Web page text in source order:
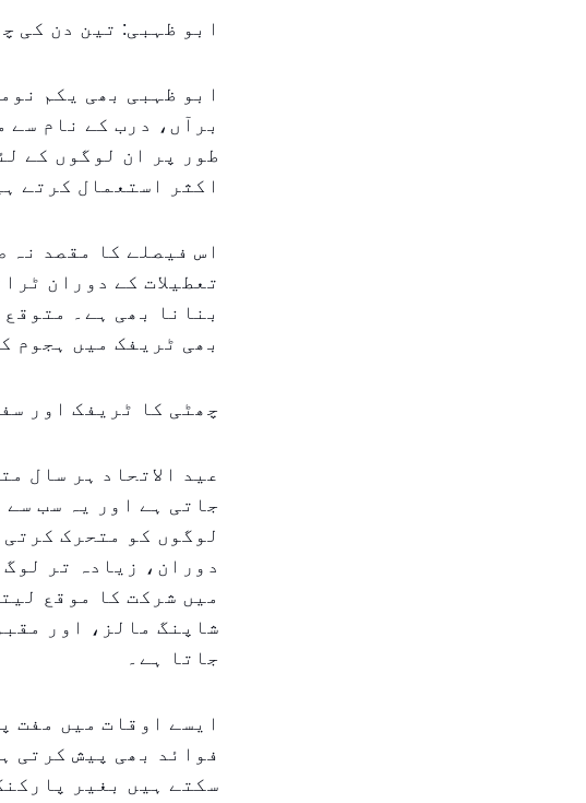
ابو ظہبی: تین دن کی
ابو ظہبی بھی یکم
برآں، درب کے نام سے
طور پر ان لوگوں کے
اکثر استعمال کرتے
اس فیصلے کا مقصد نہ
تعطیلات کے دوران
بنانا بھی ہے۔
بھی ٹریفک میں ہجوم
چھٹی کا ٹریفک اور
عید الاتحاد ہر سال
جاتی ہے اور یہ سب
لوگوں کو متحرک
دوران، زیادہ تر
میں شرکت کا موقع
شاپنگ مالز، اور
جاتا ہے۔
ایسے اوقات میں مفت
فوائد بھی پیش کرتی
سکتے ہیں بغیر